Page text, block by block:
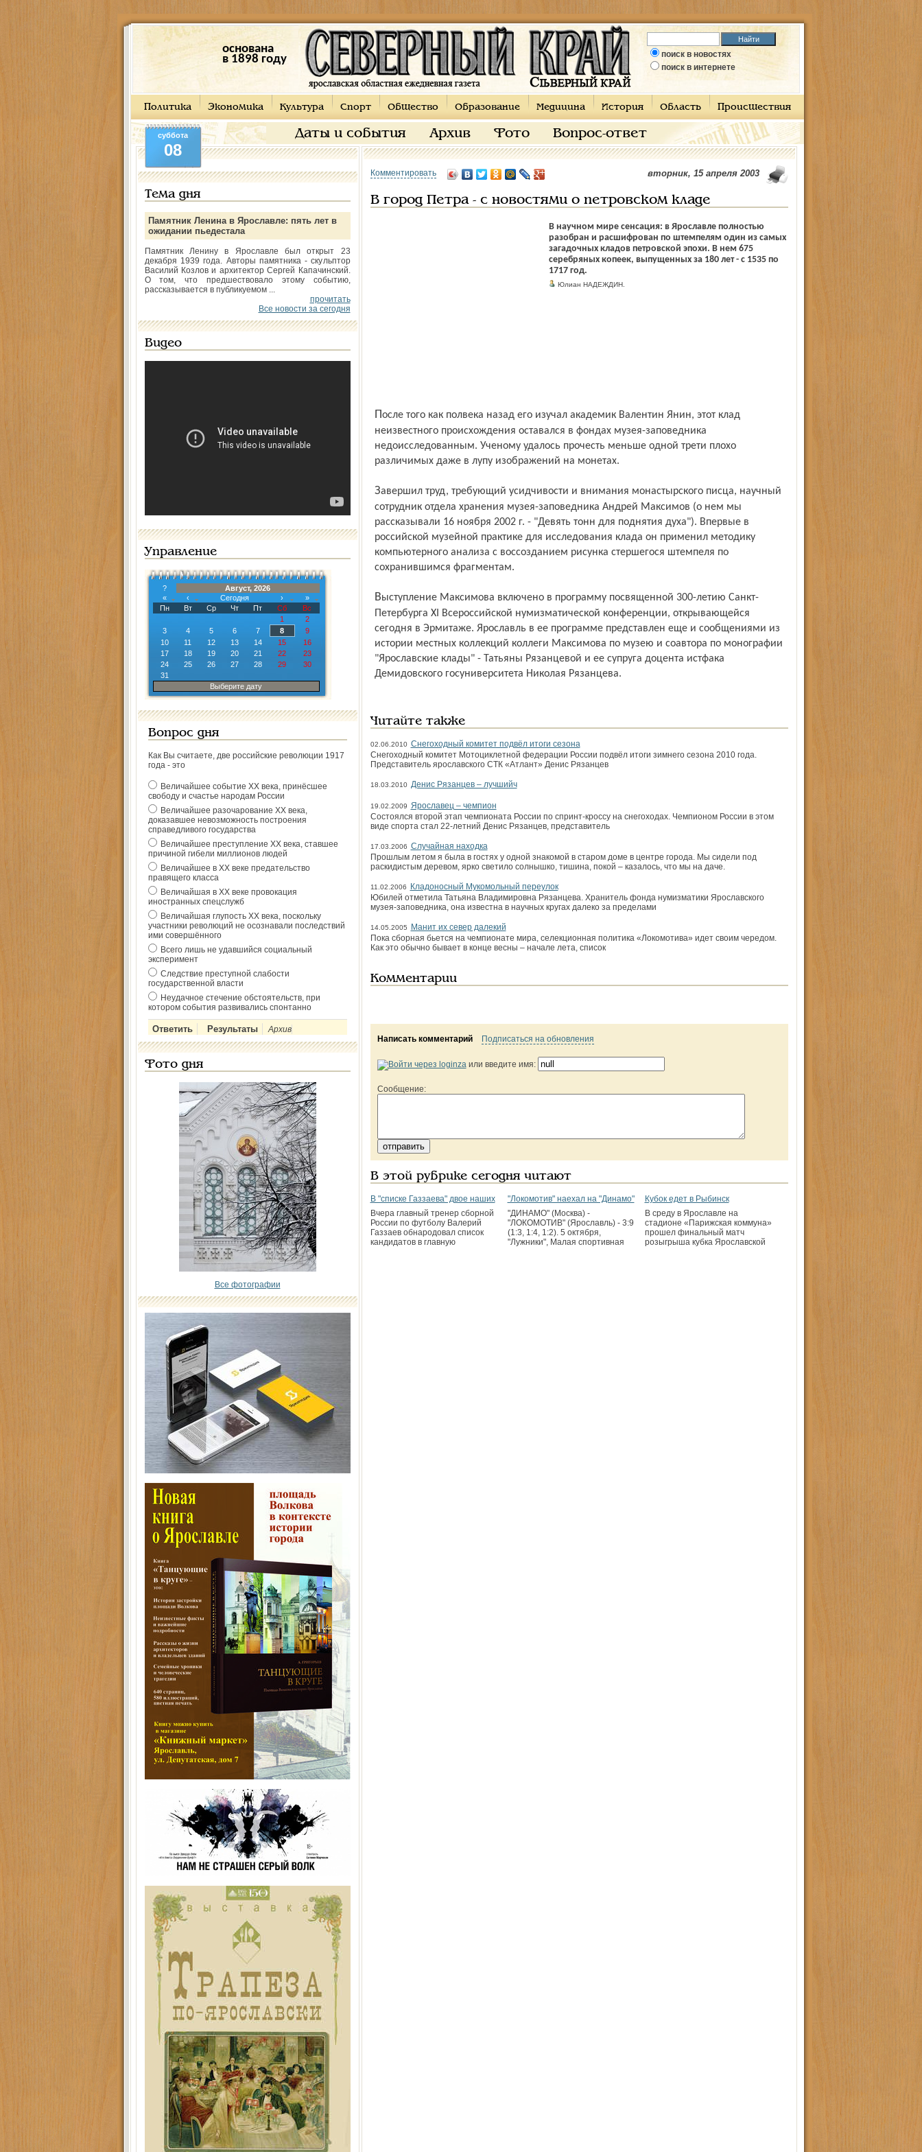
основана
в 1898 году
поиск в новостях
поиск в интернете
Политика Экономика Культура Спорт Общество Образование Медицина История Область Происшествия
Даты и события Архив Фото Вопрос-ответ
суббота
08
Тема дня
Памятник Ленина в Ярославле: пять лет в
ожидании пьедестала
Памятник Ленину в Ярославле был открыт 23
декабря 1939 года. Авторы памятника - скульптор
Василий Козлов и архитектор Сергей Капачинский.
О том, что предшествовало этому событию,
рассказывается в публикуемом ...
прочитать
Все новости за сегодня
Видео
Управление
?
Август, 2026
«
‹ Сегодня ›
»
Пн
Вт Ср Чт Пт Сб
Вс
1
2
3
4 5 6 7 8
9
10
11 12 13 14 15
16
17
18 19 20 21 22
23
24
25 26 27 28 29
30
31
Выберите дату
Вопрос дня
Как Вы считаете, две российские революции 1917
года - это
Величайшее событие ХХ века, принёсшее
свободу и счастье народам России
Величайшее разочарование ХХ века,
доказавшее невозможность построения
справедливого государства
Величайшее преступление ХХ века, ставшее
причиной гибели миллионов людей
Величайшее в ХХ веке предательство
правящего класса
Величайшая в ХХ веке провокация
иностранных спецслужб
Величайшая глупость ХХ века, поскольку
участники революций не осознавали последствий
ими совершённого
Всего лишь не удавшийся социальный
эксперимент
Следствие преступной слабости
государственной власти
Неудачное стечение обстоятельств, при
котором события развивались спонтанно
Архив
Фото дня
Все фотографии
Комментировать вторник, 15 апреля 2003
В город Петра - с новостями о петровском кладе
В научном мире сенсация: в Ярославле полностью
разобран и расшифрован по штемпелям один из самых
загадочных кладов петровской эпохи. В нем 675
серебряных копеек, выпущенных за 180 лет - с 1535 по
1717 год.
Юлиан НАДЕЖДИН.
После того как полвека назад его изучал академик Валентин Янин, этот клад
неизвестного происхождения оставался в фондах музея-заповедника
недоисследованным. Ученому удалось прочесть меньше одной трети плохо
различимых даже в лупу изображений на монетах.
Завершил труд, требующий усидчивости и внимания монастырского писца, научный
сотрудник отдела хранения музея-заповедника Андрей Максимов (о нем мы
рассказывали 16 ноября 2002 г. - "Девять тонн для поднятия духа"). Впервые в
российской музейной практике для исследования клада он применил методику
компьютерного анализа с воссозданием рисунка стершегося штемпеля по
сохранившимся фрагментам.
Выступление Максимова включено в программу посвященной 300-летию Санкт-
Петербурга XI Всероссийской нумизматической конференции, открывающейся
сегодня в Эрмитаже. Ярославль в ее программе представлен еще и сообщениями из
истории местных коллекций коллеги Максимова по музею и соавтора по монографии
"Ярославские клады" - Татьяны Рязанцевой и ее супруга доцента истфака
Демидовского госуниверситета Николая Рязанцева.
Читайте также
02.06.2010 Снегоходный комитет подвёл итоги сезона
Снегоходный комитет Мотоциклетной федерации России подвёл итоги зимнего сезона 2010 года.
Представитель ярославского СТК «Атлант» Денис Рязанцев
18.03.2010 Денис Рязанцев – лучшийч
19.02.2009 Ярославец – чемпион
Состоялся второй этап чемпионата России по спринт-кроссу на снегоходах. Чемпионом России в этом
виде спорта стал 22-летний Денис Рязанцев, представитель
17.03.2006 Случайная находка
Прошлым летом я была в гостях у одной знакомой в старом доме в центре города. Мы сидели под
раскидистым деревом, ярко светило солнышко, тишина, покой – казалось, что мы на даче.
11.02.2006
Кладоносный Мукомольный переулок
Юбилей отметила Татьяна Владимировна Рязанцева. Хранитель фонда нумизматики Ярославского
музея-заповедника, она известна в научных кругах далеко за пределами
14.05.2005
Манит их север далекий
Пока сборная бьется на чемпионате мира, селекционная политика «Локомотива» идет своим чередом.
Как это обычно бывает в конце весны – начале лета, список
Комментарии
Написать комментарий Подписаться на обновления
или введите имя:
Сообщение:
В этой рубрике сегодня читают
В "списке Газзаева" двое наших
Вчера главный тренер сборной
России по футболу Валерий
Газзаев обнародовал список
кандидатов в главную
"Локомотив" наехал на "Динамо"
"ДИНАМО" (Москва) -
"ЛОКОМОТИВ" (Ярославль) - 3:9
(1:3, 1:4, 1:2). 5 октября,
"Лужники", Малая спортивная
Кубок едет в Рыбинск
В среду в Ярославле на
стадионе «Парижская коммуна»
прошел финальный матч
розыгрыша кубка Ярославской